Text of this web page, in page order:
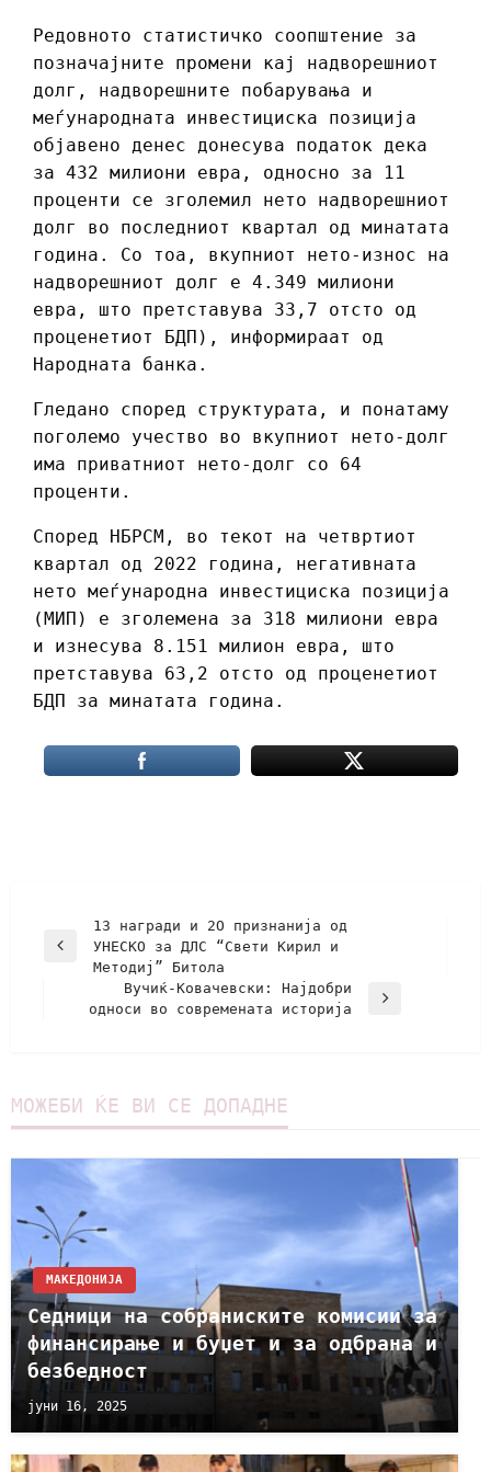
Редовното статистичко соопштение за
позначајните промени кај надворешниот
долг, надворешните побарувања и
меѓународната инвестициска позиција
објавено денес донесува податок дека
за 432 милиони евра, односно за 11
проценти се зголемил нето надворешниот
долг во последниот квартал од минатата
година. Со тоа, вкупниот нето-износ на
надворешниот долг е 4.349 милиони
евра, што претставува 33,7 отсто од
проценетиот БДП), информираат од
Народната банка.
Гледано според структурата, и понатаму
поголемо учество во вкупниот нето-долг
има приватниот нето-долг со 64
проценти.
Според НБРСМ, во текот на четвртиот
квартал од 2022 година, негативната
нето меѓународна инвестициска позиција
(МИП) е зголемена за 318 милиони евра
и изнесува 8.151 милион евра, што
претставува 63,2 отсто од проценетиот
БДП за минатата година.
13 награди и 2О признанија од
УНЕСКО за ДЛС “Свети Кирил и
Методиј” Битола
Вучиќ-Ковачевски: Најдобри
односи во современата историја
МОЖЕБИ ЌЕ ВИ СЕ ДОПАДНЕ
МАКЕДОНИЈА
Седници на собраниските комисии за
финансирање и буџет и за одбрана и
безбедност
јуни 16, 2025